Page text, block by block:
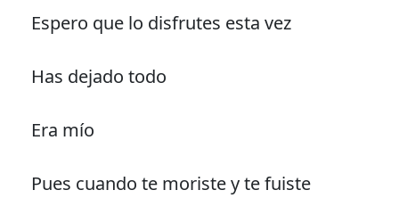
Espero que lo disfrutes esta vez
Has dejado todo
Era mío
Pues cuando te moriste y te fuiste